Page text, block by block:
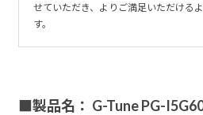
げるには重すぎる、反対側にも付
20万くらいでした、ポンと出せ
せていただき、よりご満足いただける
す。
■製品名： G-Tune PG-